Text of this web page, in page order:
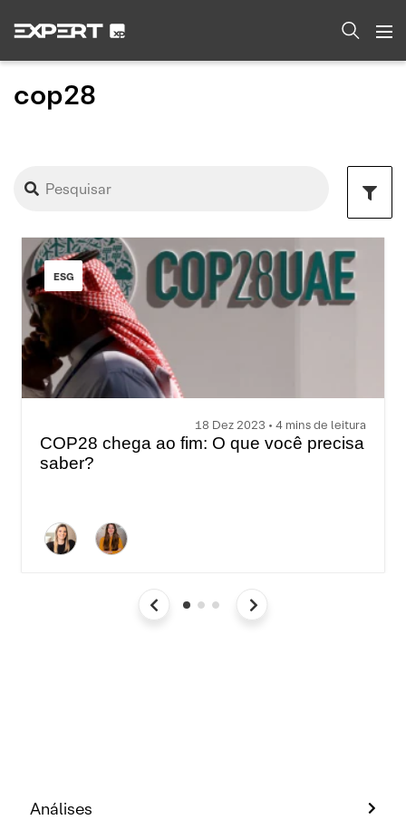
cop28
ESG
18 Dez 2023 • 4 mins de leitura
COP28 chega ao fim: O que você precisa
saber?
Análises